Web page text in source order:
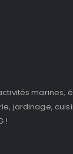
marines,
jardinage,
!